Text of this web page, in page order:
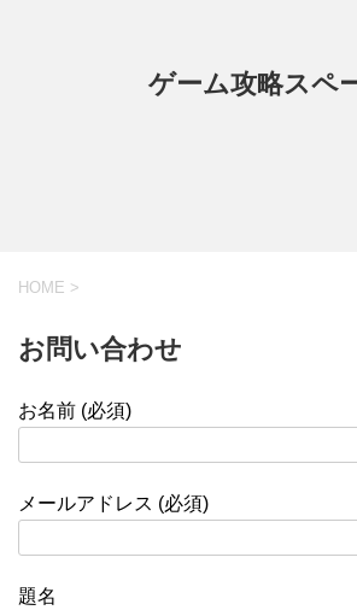
ゲーム攻略スペ
HOME >
お問い合わせ
お名前 (必須)
メールアドレス (必須)
題名